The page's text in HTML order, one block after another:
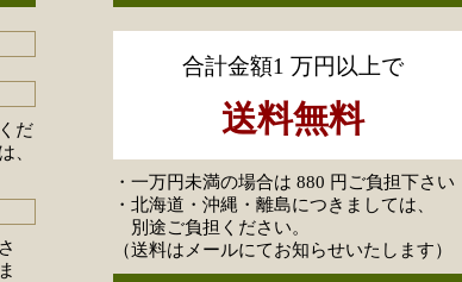
だ
、
合計金額1 万円以上で
送料無料
・一万円未満の場合は 880 円ご負担下さい
・北海道・沖縄・離島につきましては、
別途ご負担ください。
（送料はメールにてお知らせいたします）